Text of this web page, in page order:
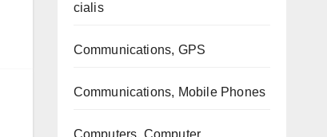
cialis
Communications, GPS
Communications, Mobile Phones
Computers, Computer